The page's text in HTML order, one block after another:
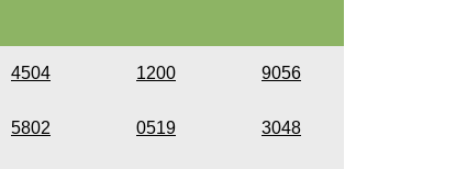
4504 1200 9056
5802 0519 3048